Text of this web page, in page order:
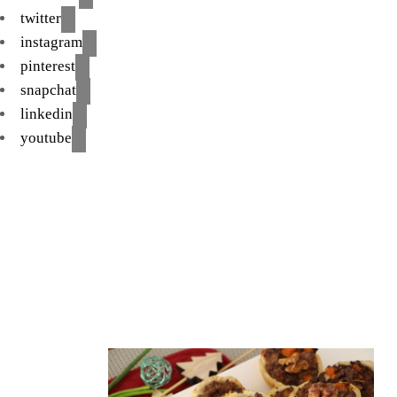
twitter
instagram
pinterest
snapchat
linkedin
youtube